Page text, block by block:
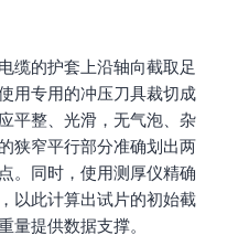
缆的护套上沿轴向截取足
用专用的冲压刀具裁切成
平整、光滑，无气泡、杂
狭窄平行部分准确划出两
。同时，使用测厚仪精确
以此计算出试片的初始截
量提供数据支撑。